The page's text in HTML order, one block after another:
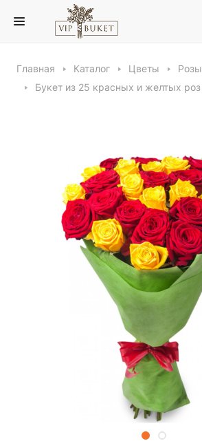
Главная Каталог Цветы Розы
Букет из 25 красных и желтых роз